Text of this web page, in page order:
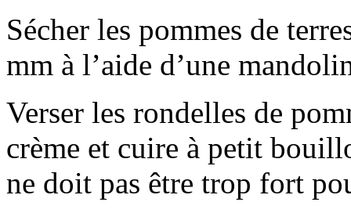
Sécher les pommes de
mm à l’aide d’une
Verser les rondelles de
crème et cuire à petit
ne doit pas être trop fort